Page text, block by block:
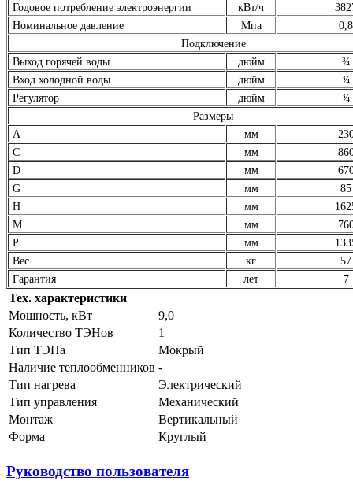
Годовое потребление электроэнергии
кВт/ч
Номинальное давление
Мпа
0,8
Подключение
Выход горячей воды
дюйм
¾
Вход холодной воды
дюйм
¾
Регулятор
дюйм
¾
Размеры
А
мм
C
мм
D
мм
G
мм
85
H
мм
M
мм
P
мм
Вес
кг
57
Гарантия
лет 7
Тех. характеристики
Мощность, кВт
9,0
Количество ТЭНов
1
Тип ТЭНа
Мокрый
Наличие теплообменников -
Тип нагрева
Электрический
Тип управления
Механический
Монтаж
Вертикальный
Форма
Круглый
Руководство пользователя